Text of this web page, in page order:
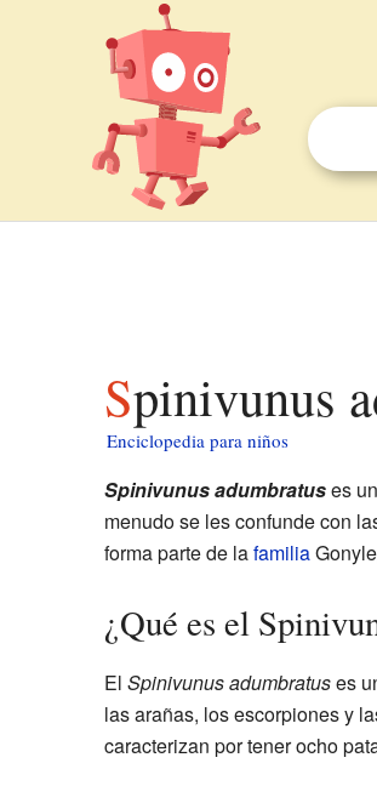
Spinivunus
Enciclopedia para niños
Spinivunus adumbratuses
menudo se les confunde con
forma parte de lafamilia
¿Qué es el
El Spinivunus adumbratuses
las arañas, los escorpiones y
caracterizan por tener ocho